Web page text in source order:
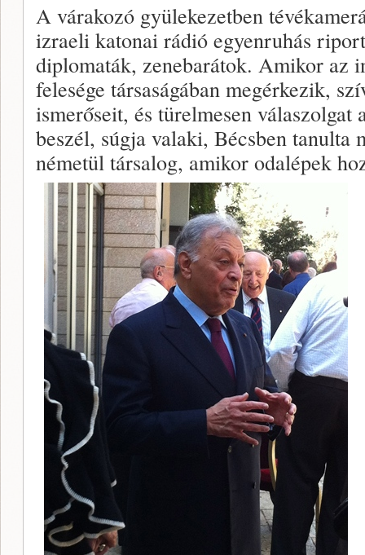
A várakozó gyülekezetben
izraeli katonai rádió egyenruhás
diplomaták, zenebarátok. Amikor az
felesége társaságában megérkezik,
ismerőseit, és türelmesen válaszolgat
beszél, súgja valaki, Bécsben tanulta
németül társalog, amikor odalépek